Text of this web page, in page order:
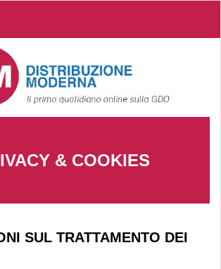
& COOKIES
SUL TRATTAMENTO DEI